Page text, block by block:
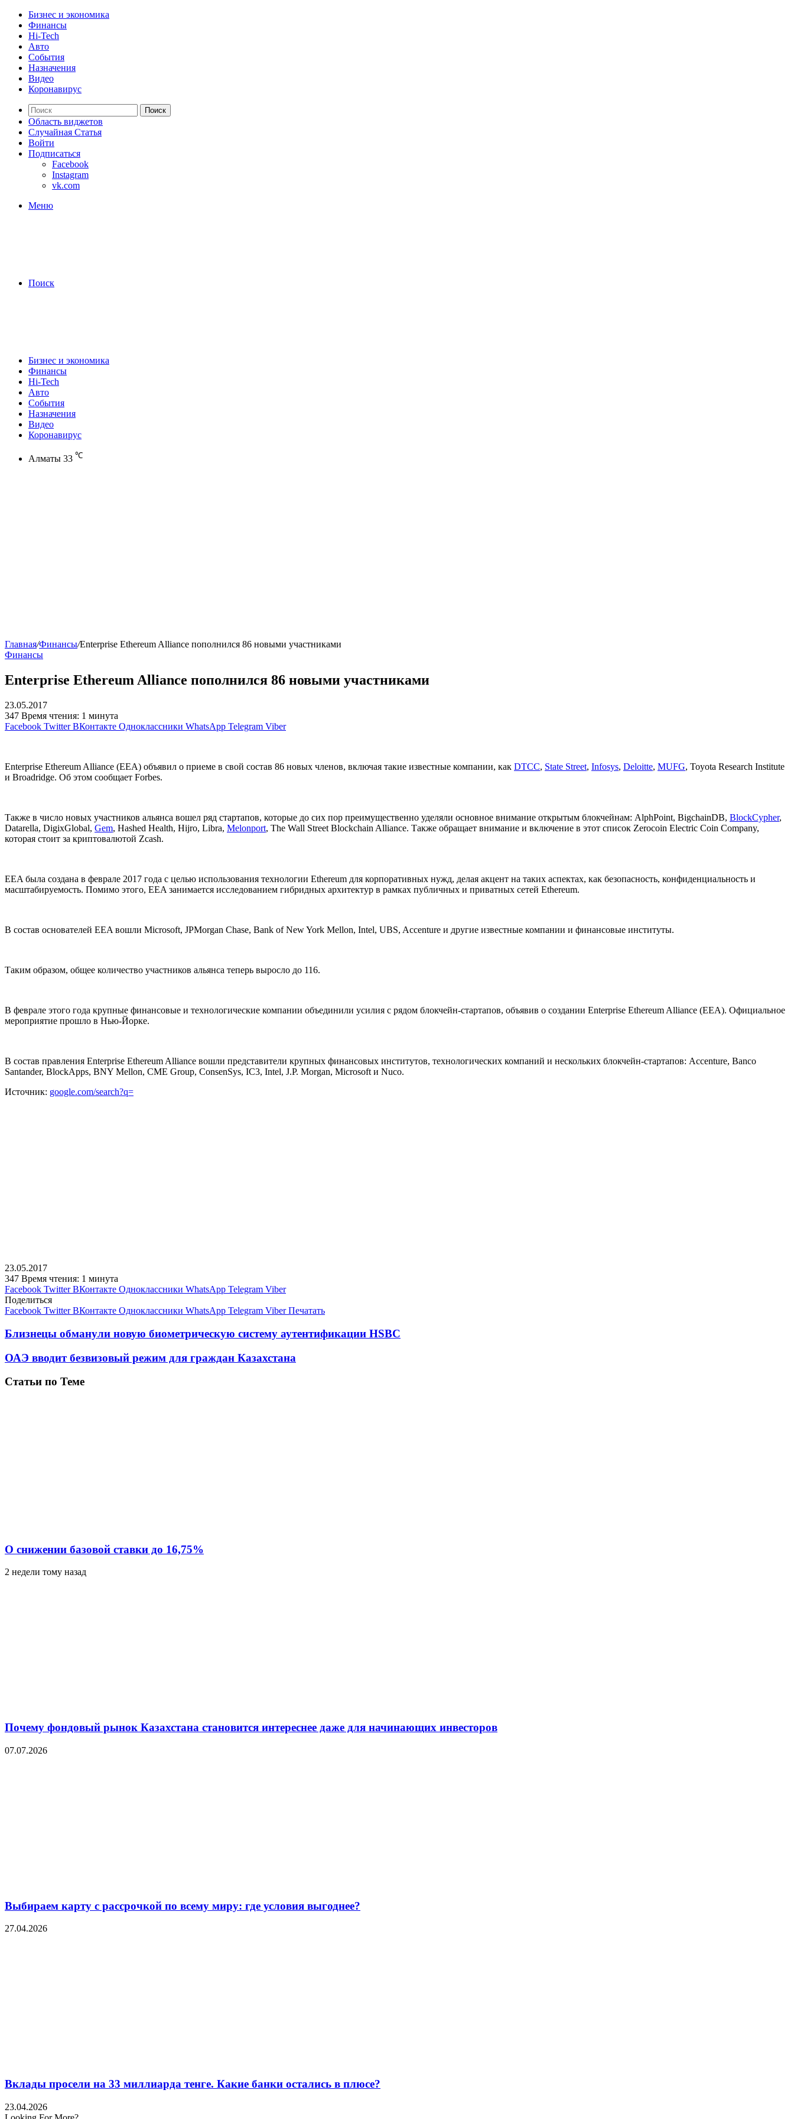
Бизнес и экономика
Финансы
Hi-Tech
Авто
События
Назначения
Видео
Коронавирус
Поиск
Область виджетов
Случайная Статья
Войти
Подписаться
Facebook
Instagram
vk.com
Меню
Поиск
Бизнес и экономика
Финансы
Hi-Tech
Авто
События
Назначения
Видео
Коронавирус
Алматы 33 ℃
Главная/Финансы/Enterprise Ethereum Alliance пополнился 86 новыми участниками
Финансы
Enterprise Ethereum Alliance пополнился 86 новыми участниками
23.05.2017
347 Время чтения: 1 минута
Facebook Twitter ВКонтакте Одноклассники WhatsApp Telegram Viber
Enterprise Ethereum Alliance (EEA) объявил о приеме в свой состав 86 новых членов, включая такие известные компании, как DTCC, State Street, Infosys, Deloitte, MUFG, Toyota Research Institute
и Broadridge. Об этом сообщает Forbes.
Также в число новых участников альянса вошел ряд стартапов, которые до сих пор преимущественно уделяли основное внимание открытым блокчейнам: AlphPoint, BigchainDB, BlockCypher,
Datarella, DigixGlobal, Gem, Hashed Health, Hijro, Libra, Melonport, The Wall Street Blockchain Alliance. Также обращает внимание и включение в этот список Zerocoin Electric Coin Company,
которая стоит за криптовалютой Zcash.
EEA была создана в феврале 2017 года с целью использования технологии Ethereum для корпоративных нужд, делая акцент на таких аспектах, как безопасность, конфиденциальность и
масштабируемость. Помимо этого, EEA занимается исследованием гибридных архитектур в рамках публичных и приватных сетей Ethereum.
В состав основателей EEA вошли Microsoft, JPMorgan Chase, Bank of New York Mellon, Intel, UBS, Accenture и другие известные компании и финансовые институты.
Таким образом, общее количество участников альянса теперь выросло до 116.
В феврале этого года крупные финансовые и технологические компании объединили усилия с рядом блокчейн-стартапов, объявив о создании Enterprise Ethereum Alliance (EEA). Официальное
мероприятие прошло в Нью-Йорке.
В состав правления Enterprise Ethereum Alliance вошли представители крупных финансовых институтов, технологических компаний и нескольких блокчейн-стартапов: Accenture, Banco
Santander, BlockApps, BNY Mellon, CME Group, ConsenSys, IC3, Intel, J.P. Morgan, Microsoft и Nuco.
Источник: google.com/search?q=
23.05.2017
347 Время чтения: 1 минута
Facebook Twitter ВКонтакте Одноклассники WhatsApp Telegram Viber
Поделиться
Facebook Twitter ВКонтакте Одноклассники WhatsApp Telegram Viber Печатать
Близнецы обманули новую биометрическую систему аутентификации HSBC
ОАЭ вводит безвизовый режим для граждан Казахстана
Статьи по Теме
О снижении базовой ставки до 16,75%
2 недели тому назад
Почему фондовый рынок Казахстана становится интереснее даже для начинающих инвесторов
07.07.2026
Выбираем карту с рассрочкой по всему миру: где условия выгоднее?
27.04.2026
Вклады просели на 33 миллиарда тенге. Какие банки остались в плюсе?
23.04.2026